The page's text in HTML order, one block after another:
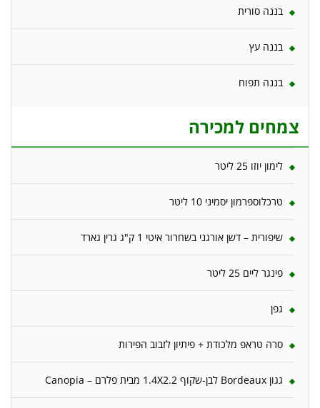
בננה סורית
בננה עץ
בננה תפוח
צמחים למכירה
לימון יוזו 25 ליטר
טרכלוספרמון יסמיני 10 ליטר
שיפורית – דשן אורגני בשחרור איטי 1 ק"ג גרין גארד
פינגר ליים 25 ליטר
גפן
סרה טראפ מלכודת + פיתיון לזבוב הפירות
גגון Bordeaux לבן-שקוף 1.4X2.2 מבית פלרם – Canopia